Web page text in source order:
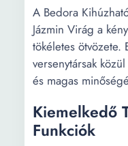
A Bedora
Jázmin Virág a
tökéletes ötvözete.
versenytársak
és magas
Kiemelkedő
Funkciók